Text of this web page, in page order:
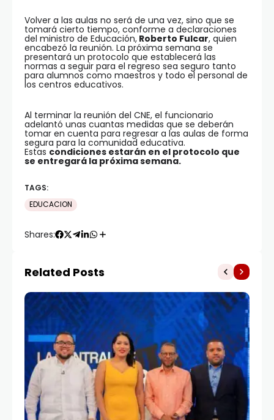
Volver a las aulas no será de una vez, sino que se
tomará cierto tiempo, conforme a declaraciones
del ministro de Educación, Roberto Fulcar, quien
encabezó la reunión. La próxima semana se
presentará un protocolo que establecerá las
normas a seguir para el regreso sea seguro tanto
para alumnos como maestros y todo el personal de
los centros educativos.
Al terminar la reunión del CNE, el funcionario
adelantó unas cuantas medidas que se deberán
tomar en cuenta para regresar a las aulas de forma
segura para la comunidad educativa.
Estas condiciones estarán en el protocolo que
se entregará la próxima semana.
TAGS:
EDUCACION
Shares:
Related Posts